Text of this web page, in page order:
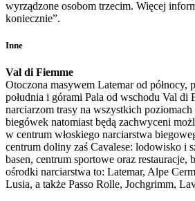
wyrządzone osobom trzecim. Więcej
koniecznie”.
Inne
Val di Fiemme
Otoczona masywem Latemar od północy,
południa i górami Pala od wschodu Val di
narciarzom trasy na wszystkich
biegówek natomiast będą zachwyceni
w centrum włoskiego narciarstwa
centrum doliny zaś Cavalese: lodowisko i
basen, centrum sportowe oraz restauracje,
ośrodki narciarstwa to: Latemar, Alpe
Lusia, a także Passo Rolle, Jochgrimm,